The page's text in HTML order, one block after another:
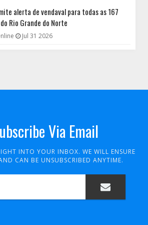
alerta de vendaval para todas as 167
Rio Grande do Norte
Jul 31 2026
Via Email
INTO YOUR INBOX. WE WILL ENSURE
CAN BE UNSUBSCRIBED ANYTIME.